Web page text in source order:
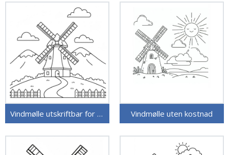
Vindmølle utskriftbar for barn Vindmølle uten kostnad